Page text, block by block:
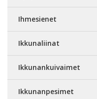
Ihmesienet
Ikkunaliinat
Ikkunankuivaimet
Ikkunanpesimet